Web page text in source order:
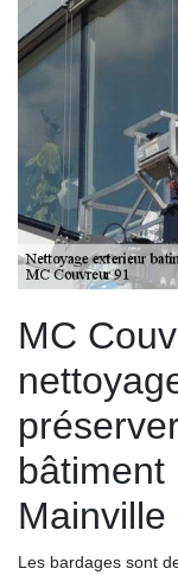
MC
bâtiment
Les bardages sont